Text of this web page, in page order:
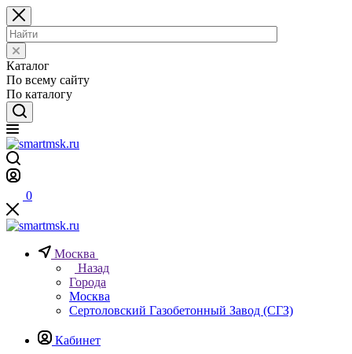
Каталог
По всему сайту
По каталогу
0
Москва
Назад
Города
Москва
Сертоловский Газобетонный Завод (СГЗ)
Кабинет